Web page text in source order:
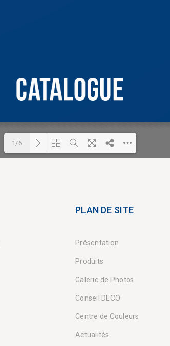
1/6
PLAN DE SITE
Présentation
Produits
Galerie de Photos
Conseil DECO
Centre de Couleurs
Actualités